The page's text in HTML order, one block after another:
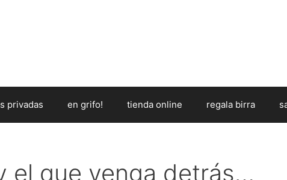
privadas en grifo! tienda online regala birra
el que venga detrás…